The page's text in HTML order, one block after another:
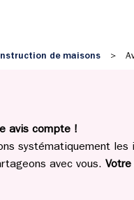
de maisons >
avis compte !
systématiquement
avec vous.